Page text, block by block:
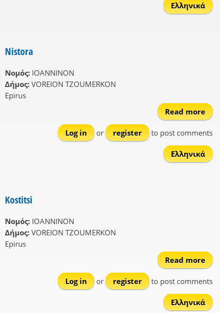
Ελληνικά
Nistora
Νομός: IOANNINON
Δήμος: VOREION TZOUMERKON
Epirus
Read more
Log in
or register to post comments
Ελληνικά
Kostitsi
Νομός: IOANNINON
Δήμος: VOREION TZOUMERKON
Epirus
Read more
Log in
or register to post comments
Ελληνικά